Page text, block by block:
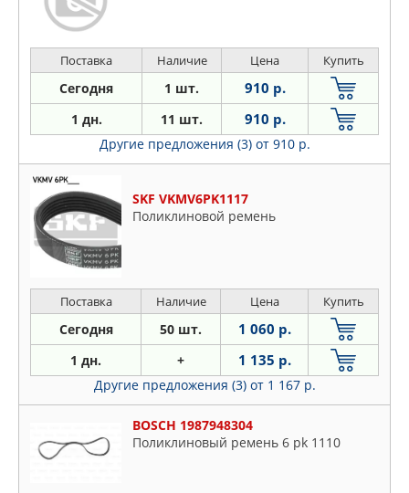
Поставка Наличие Цена Купить
Сегодня 1 шт. 910 р.
1 дн. 11 шт. 910 р.
Другие предложения (3) от 910 р.
SKF VKMV6PK1117
Поликлиновой ремень
Поставка Наличие Цена Купить
Сегодня 50 шт. 1 060 р.
1 дн. + 1 135 р.
Другие предложения (3) от 1 167 р.
BOSCH 1987948304
Поликлиновый ремень 6 pk 1110